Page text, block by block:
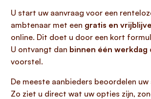
U start uw aanvraag voor een
ambtenaar met een gratis en
online. Dit doet u door een kort
U ontvangt dan binnen één werkdag
voorstel.
De meeste aanbieders beoordelen uw
Zo ziet u direct wat uw opties zijn,